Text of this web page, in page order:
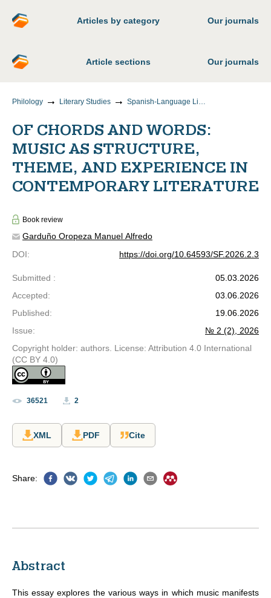
Articles by category Our journals
Article sections Our journals
Philology Literary Studies Spanish-Language Literatures (Historical Aspect)
OF CHORDS AND WORDS:
MUSIC AS STRUCTURE,
THEME, AND EXPERIENCE IN
CONTEMPORARY LITERATURE
Book review
Garduño Oropeza Manuel Alfredo
DOI: https://doi.org/10.64593/SF.2026.2.3
Submitted :
05.03.2026
Accepted:
03.06.2026
Published:
19.06.2026
Issue:
№ 2 (2), 2026
Copyright holder: authors. License: Attribution 4.0 International
(CC BY 4.0)
36521 2
XML PDF Cite
Share:
Abstract
This essay explores the various ways in which music manifests